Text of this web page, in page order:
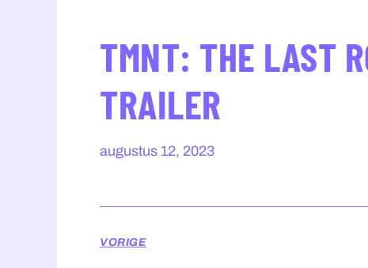
TMNT: THE LAST
TRAILER
augustus 12, 2023
VORIGE